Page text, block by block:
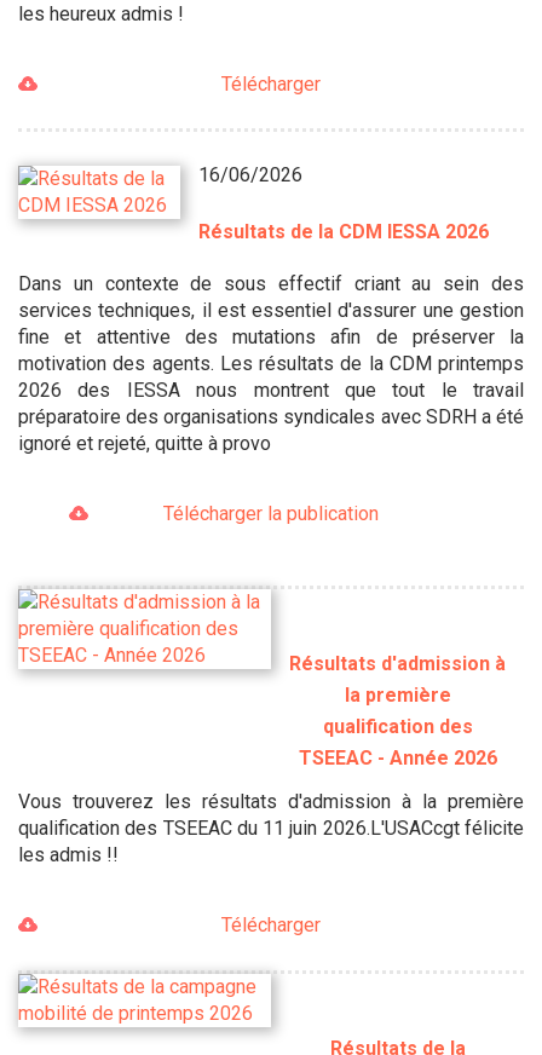
les heureux admis !
Télécharger
16/06/2026
Résultats de la CDM IESSA 2026
Dans un contexte de sous effectif criant au sein des
services techniques, il est essentiel d'assurer une gestion
fine et attentive des mutations afin de préserver la
motivation des agents. Les résultats de la CDM printemps
2026 des IESSA nous montrent que tout le travail
préparatoire des organisations syndicales avec SDRH a été
ignoré et rejeté, quitte à provo
Télécharger la publication
Résultats d'admission à
la première
qualification des
TSEEAC - Année 2026
Vous trouverez les résultats d'admission à la première
qualification des TSEEAC du 11 juin 2026.L'USACcgt félicite
les admis !!
Télécharger
Résultats de la